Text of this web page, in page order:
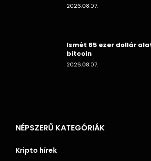
2026.08.07.
Ismét 65 ezer dollár
bitcoin
2026.08.07.
NÉPSZERŰ KATEGÓRIÁK
Kripto hírek